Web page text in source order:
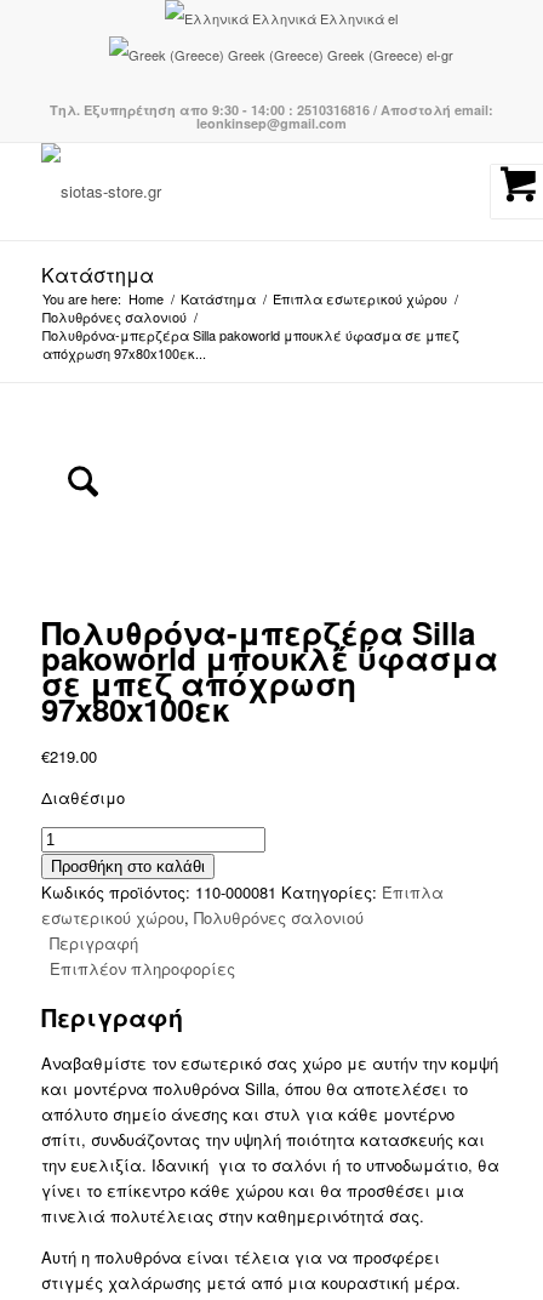
Ελληνικά Ελληνικά el
Greek (Greece) Greek (Greece) el-gr
Τηλ. Εξυπηρέτηση απο 9:30 - 14:00 : 2510316816 / Αποστολή email:
leonkinsep@gmail.com
Κατάστημα
You are here: Home / Κατάστημα / Έπιπλα εσωτερικού χώρου /
Πολυθρόνες σαλονιού /
Πολυθρόνα-μπερζέρα Silla pakoworld μπουκλέ ύφασμα σε μπεζ
απόχρωση 97x80x100εκ...
Πολυθρόνα-μπερζέρα Silla
pakoworld μπουκλέ ύφασμα
σε μπεζ απόχρωση
97x80x100εκ
€219.00
Διαθέσιμο
Πολυθρόνα-
μπερζέρα
Silla
pakoworld
μπουκλέ
ύφασμα
μπεζ
97x80x100εκ
ποσότητα
Προσθήκη στο καλάθι
Κωδικός προϊόντος: 110-000081 Κατηγορίες: Έπιπλα
εσωτερικού χώρου, Πολυθρόνες σαλονιού
Περιγραφή
Επιπλέον πληροφορίες
Περιγραφή
Αναβαθμίστε τον εσωτερικό σας χώρο με αυτήν την κομψή
και μοντέρνα πολυθρόνα Silla, όπου θα αποτελέσει το
απόλυτο σημείο άνεσης και στυλ για κάθε μοντέρνο
σπίτι, συνδυάζοντας την υψηλή ποιότητα κατασκευής και
την ευελιξία. Ιδανική για το σαλόνι ή το υπνοδωμάτιο, θα
γίνει το επίκεντρο κάθε χώρου και θα προσθέσει μια
πινελιά πολυτέλειας στην καθημερινότητά σας.
Αυτή η πολυθρόνα είναι τέλεια για να προσφέρει
στιγμές χαλάρωσης μετά από μια κουραστική μέρα.